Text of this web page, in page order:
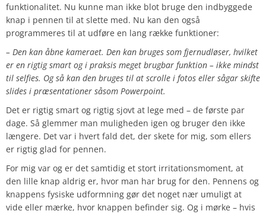
funktionalitet. Nu kunne man ikke blot bruge den indbyggede
knap i pennen til at slette med. Nu kan den også
programmeres til at udføre en lang række funktioner:
– Den kan åbne kameraet. Den kan bruges som fjernudløser, hvilket
er en rigtig smart og i praksis meget brugbar funktion – ikke mindst
til selfies. Og så kan den bruges til at scrolle i fotos eller sågar skifte
slides i præsentationer såsom Powerpoint.
Det er rigtig smart og rigtig sjovt at lege med – de første par
dage. Så glemmer man muligheden igen og bruger den ikke
længere. Det var i hvert fald det, der skete for mig, som ellers
er rigtig glad for pennen.
For mig var og er det samtidig et stort irritationsmoment, at
den lille knap aldrig er, hvor man har brug for den. Pennens og
knappens fysiske udformning gør det noget nær umuligt at
vide eller mærke, hvor knappen befinder sig. Og i mørke – hvis